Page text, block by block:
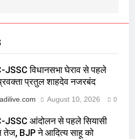
JSSC विधानसभा घेराव से पहले
प्रतुल शाहदेव नजरबंद
August 10, 2026 0
JSSC आंदोलन से पहले सियासी
BJP ने आदित्य साहू को